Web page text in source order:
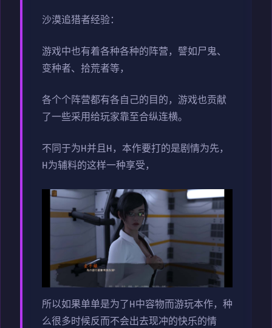
沙漠追猎者经验：
游戏中也有着各种各种的阵营，譬如尸鬼、
变种者、拾荒者等，
各个个阵营都有各自己的目的，游戏也贡献
了一些采用给玩家靠至合纵连横。
不同于为H并且H，本作要打的是剧情为先，
H为辅料的这样一种享受，
所以如果单单是为了H中容物而游玩本作，种
么很多时候反而不会出去现冲的快乐的情